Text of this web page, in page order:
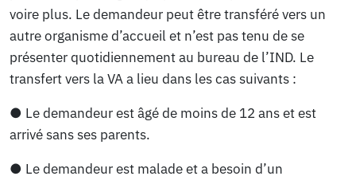
voire plus. Le demandeur peut être transféré vers un
autre organisme d’accueil et n’est pas tenu de se
présenter quotidiennement au bureau de l’IND. Le
transfert vers la VA a lieu dans les cas suivants :
● Le demandeur est âgé de moins de 12 ans et est
arrivé sans ses parents.
● Le demandeur est malade et a besoin d’un